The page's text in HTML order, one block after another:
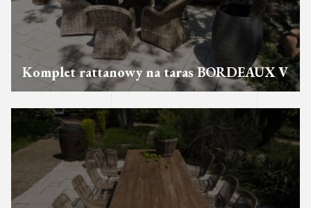
Komplet rattanowy na taras BORDEAUX V